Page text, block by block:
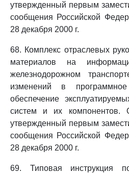
утвержденный первым
сообщения Российской
28 декабря 2000 г.
68. Комплекс отраслевых
материалов на
железнодорожном
изменений в
обеспечение
систем и их
утвержденный первым
сообщения Российской
28 декабря 2000 г.
69. Типовая инструкция